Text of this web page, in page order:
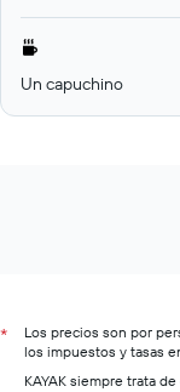
Un capuchino
*
Los precios son por
los impuestos y tasas
KAYAK siempre trata